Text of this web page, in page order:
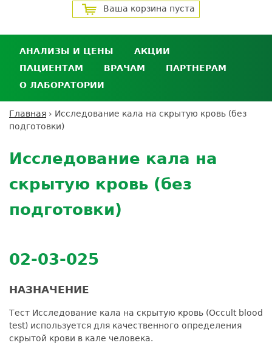
Ваша корзина пуста
АНАЛИЗЫ И ЦЕНЫ
Анализы и цены
Где сдать анализы
Выезд на дом
Подготовка к анализам
АКЦИИ
ПАЦИЕНТАМ
Личный кабинет пациента
Дисконтная программа
ДМС
Усиление профилактических мер для
безопасности пациентов
ВРАЧАМ ПАРТНЕРАМ
кабинет
партнёра
Экскурсия в
О ЛАБОРАТОРИИ
Контроль качества
Документы
Вы
Главная › Исследование кала на скрытую кровь (без
подготовки)
to
top
Исследование кала на
скрытую кровь (без
подготовки)
02-03-025
НАЗНАЧЕНИЕ
Тест Исследование кала на скрытую кровь (Occult blood
test) используется для качественного определения
скрытой крови в кале человека.